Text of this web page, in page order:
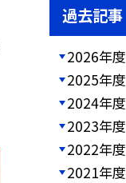
過去記事
2026年度
2025年度
2024年度
2023年度
2022年度
2021年度